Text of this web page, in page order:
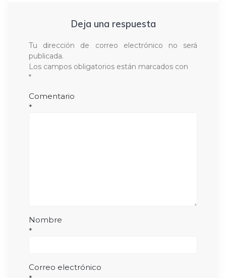
Deja una respuesta
Tu dirección de correo electrónico no será
publicada.
Los campos obligatorios están marcados con
*
Comentario
*
Nombre
*
Correo electrónico